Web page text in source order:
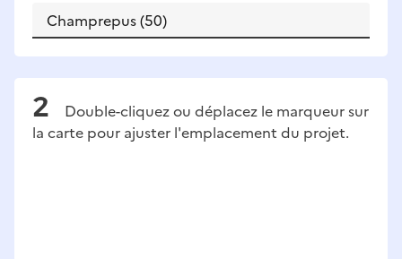
Double-cliquez ou déplacez le marqueur sur
la carte pour ajuster l'emplacement du projet.